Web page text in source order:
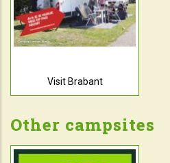
Visit Brabant
Other campsites